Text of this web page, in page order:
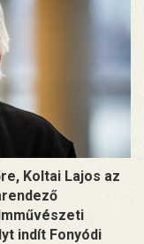
Koltai Lajos az
indít Fonyódi